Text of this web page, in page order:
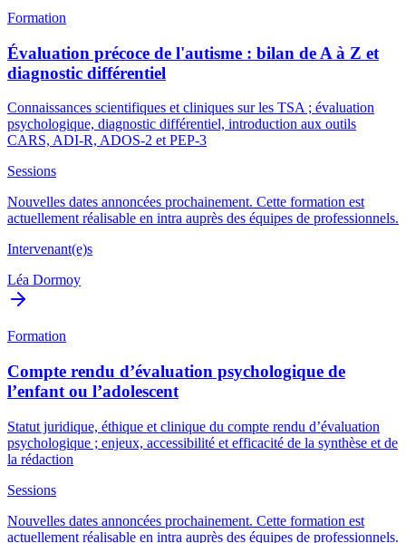
Formation
Évaluation précoce de l'autisme : bilan de A à Z et
diagnostic différentiel
Connaissances scientifiques et cliniques sur les TSA ; évaluation
psychologique, diagnostic différentiel, introduction aux outils
CARS, ADI-R, ADOS-2 et PEP-3
Sessions
Nouvelles dates annoncées prochainement. Cette formation est
actuellement réalisable en intra auprès des équipes de professionnels.
Intervenant(e)s
Léa Dormoy
Formation
Compte rendu d’évaluation psychologique de
l’enfant ou l’adolescent
Statut juridique, éthique et clinique du compte rendu d’évaluation
psychologique ; enjeux, accessibilité et efficacité de la synthèse et de
la rédaction
Sessions
Nouvelles dates annoncées prochainement. Cette formation est
actuellement réalisable en intra auprès des équipes de professionnels.